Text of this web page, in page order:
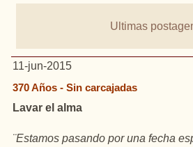
Ultimas
11-jun-2015
370 Años - Sin carcajadas
Lavar el alma
¨Estamos pasando por una fecha